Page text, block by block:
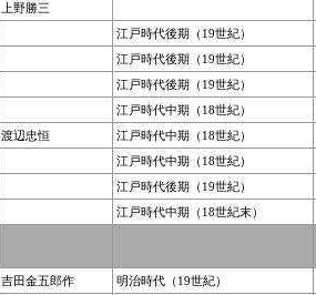
上野勝三
江戸時代後期（19世紀）
江戸時代後期（19世紀）
江戸時代後期（19世紀）
江戸時代中期（18世紀）
渡辺忠恒 江戸時代中期（18世紀）
江戸時代中期（18世紀）
江戸時代後期（19世紀）
江戸時代中期（18世紀末）
吉田金五郎作 明治時代（19世紀）